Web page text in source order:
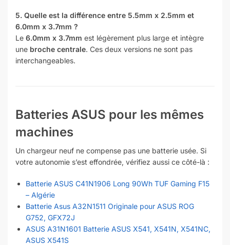
5. Quelle est la différence entre 5.5mm x 2.5mm et
6.0mm x 3.7mm ?
Le 6.0mm x 3.7mm est légèrement plus large et intègre
une broche centrale. Ces deux versions ne sont pas
interchangeables.
Batteries ASUS pour les mêmes
machines
Un chargeur neuf ne compense pas une batterie usée. Si
votre autonomie s’est effondrée, vérifiez aussi ce côté-là :
Batterie ASUS C41N1906 Long 90Wh TUF Gaming F15
– Algérie
Batterie Asus A32N1511 Originale pour ASUS ROG
G752, GFX72J
ASUS A31N1601 Batterie ASUS X541, X541N, X541NC,
ASUS X541S